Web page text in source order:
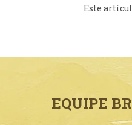
Este
EQUIPE